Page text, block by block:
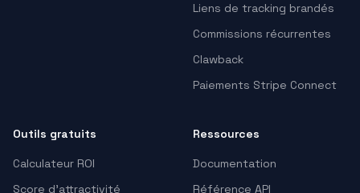
Liens de tracking brandés
Commissions récurrentes
Clawback
Paiements Stripe Connect
Outils gratuits
Calculateur ROI
Score d'attractivité
Ressources
Documentation
Référence API